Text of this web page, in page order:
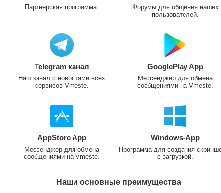
Партнерская программа.
Форумы для общения наших
пользователей.
Telegram канал
Наш канал с новостями всех
сервисов Vmeste.
GooglePlay App
Мессенджер для обмена
сообщениями на Vmeste.
AppStore App
Мессенджер для обмена
сообщениями на Vmeste.
Windows-App
Программа для создания
с загрузкой.
Наши основные преимущества